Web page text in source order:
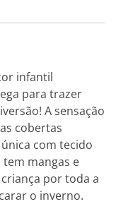
infantil
para trazer
A sensação
cobertas
com tecido
tem mangas e
por toda a
o inverno.